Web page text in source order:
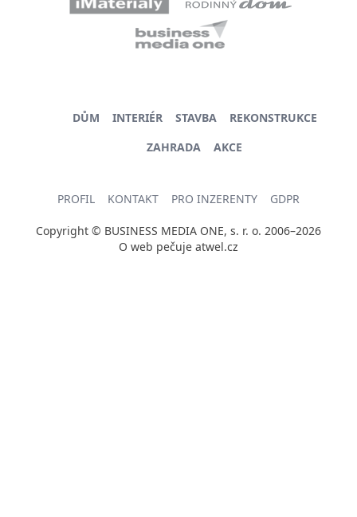
DŮM INTERIÉR STAVBA
REKONSTRUKCE
ZAHRADA
AKCE
PROFIL KONTAKT PRO INZERENTY GDPR
Copyright © BUSINESS MEDIA ONE, s. r. o. 2006–2026